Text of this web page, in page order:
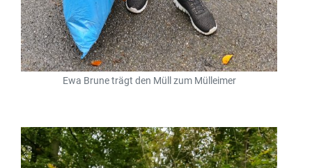
Ewa Brune trägt den Müll zum Mülleimer